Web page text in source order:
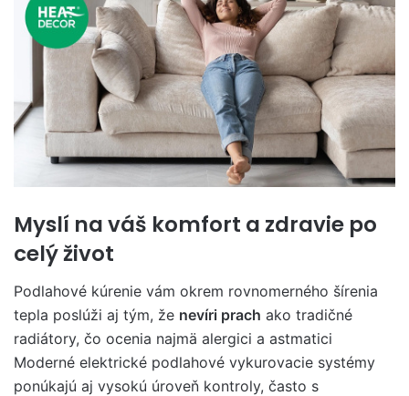
Myslí na váš komfort a zdravie po
celý život
Podlahové kúrenie vám okrem rovnomerného šírenia
tepla poslúži aj tým, že nevíri prach ako tradičné
radiátory, čo ocenia najmä alergici a astmatici
Moderné elektrické podlahové vykurovacie systémy
ponúkajú aj vysokú úroveň kontroly, často s